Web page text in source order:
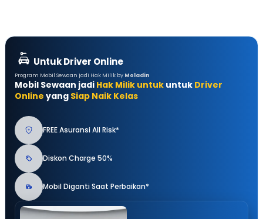
Untuk Driver Online
Program Mobil Sewaan jadi Hak Milik by Moladin
Mobil Sewaan jadi Hak Milik untuk untuk Driver
Online yang Siap Naik Kelas
FREE Asuransi All Risk*
Diskon Charge 50%
Mobil Diganti Saat Perbaikan*